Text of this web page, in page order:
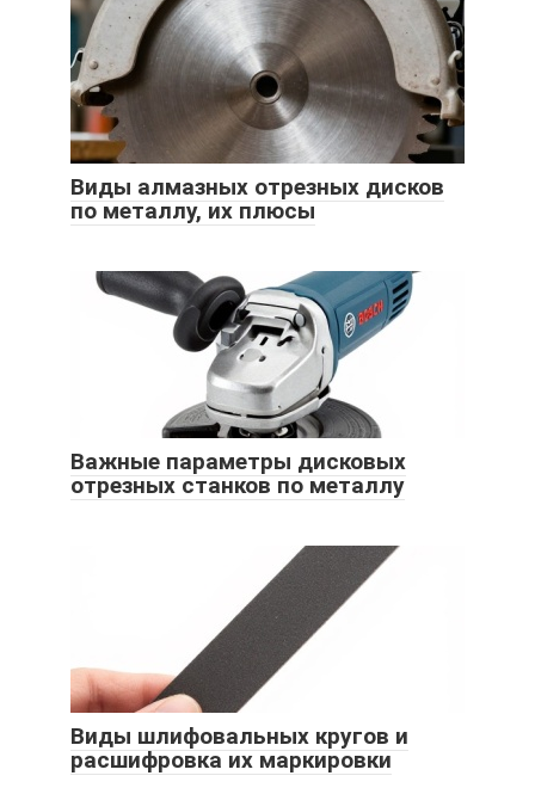
Виды алмазных отрезных дисков
по металлу, их плюсы
Важные параметры дисковых
отрезных станков по металлу
Виды шлифовальных кругов и
расшифровка их маркировки